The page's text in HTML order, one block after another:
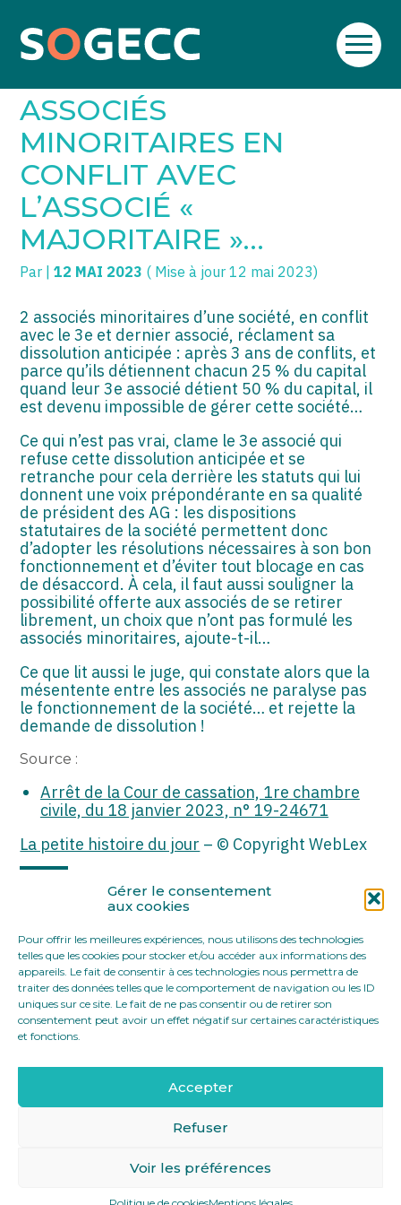
Gérer le consentement
aux cookies
Pour offrir les meilleures expériences, nous utilisons des technologies
telles que les cookies pour stocker et/ou accéder aux informations des
appareils. Le fait de consentir à ces technologies nous permettra de
traiter des données telles que le comportement de navigation ou les ID
uniques sur ce site. Le fait de ne pas consentir ou de retirer son
consentement peut avoir un effet négatif sur certaines caractéristiques
et fonctions.
Accepter
Refuser
Voir les préférences
Aller
SOGECC – Coignières
SOGECC – Noisy
SOGECC – République
SOGECC – Turbigo
TPE/PME
COMMERÇANTS
GROUPE
SCI / LMNP
PROFESSIONS LIBÉRALES
HOLDING
EXPATRIÉ NON RÉSIDANT
IMPATRIÉ / EXPATRIÉ
ASSOCIATIONS
START-UP
SECTEUR AUDIOVISUEL
Créer et reprendre une activité
Gérer votre quotidien
Piloter votre entreprise
Développer votre entreprise
Construire votre patrimoine
Être prêt pour la facturation
électronique
ASSOCIÉS
MINORITAIRES EN
CONFLIT AVEC
L’ASSOCIÉ «
MAJORITAIRE »…
Par |12 MAI 2023 ( Mise à jour 12 mai 2023)
2 associés minoritaires d’une société, en conflit
avec le 3e et dernier associé, réclament sa
dissolution anticipée : après 3 ans de conflits, et
parce qu’ils détiennent chacun 25 % du capital
quand leur 3e associé détient 50 % du capital, il
est devenu impossible de gérer cette société…
Ce qui n’est pas vrai, clame le 3e associé qui
refuse cette dissolution anticipée et se
retranche pour cela derrière les statuts qui lui
donnent une voix prépondérante en sa qualité
de président des AG : les dispositions
statutaires de la société permettent donc
d’adopter les résolutions nécessaires à son bon
fonctionnement et d’éviter tout blocage en cas
de désaccord. À cela, il faut aussi souligner la
possibilité offerte aux associés de se retirer
librement, un choix que n’ont pas formulé les
associés minoritaires, ajoute-t-il…
Ce que lit aussi le juge, qui constate alors que la
mésentente entre les associés ne paralyse pas
le fonctionnement de la société… et rejette la
demande de dissolution !
Source :
Arrêt de la Cour de cassation, 1re chambre
civile, du 18 janvier 2023, n° 19-24671
La petite histoire du jour – © Copyright WebLex
FaceBook
TwitterLinkedIn
MENTIONS LÉGALES